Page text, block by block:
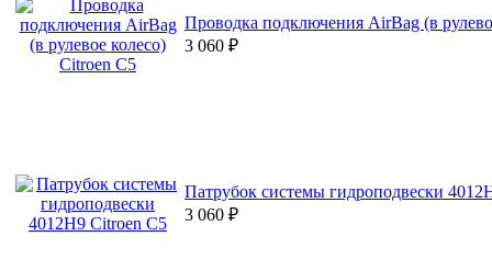
Проводка подключения AirBag (в
3 060 ₽
Патрубок системы гидроподвески
3 060 ₽